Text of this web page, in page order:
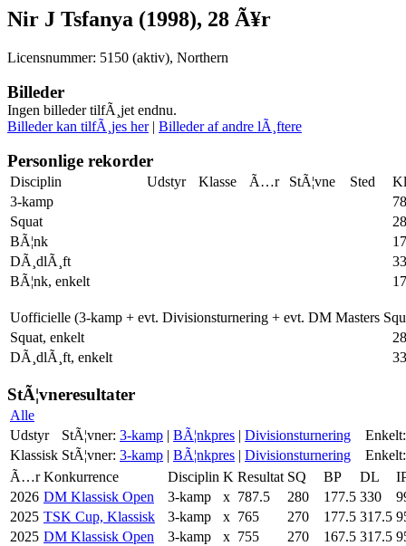
Nir J Tsfanya (1998), 28 Ã¥r
Licensnummer: 5150 (aktiv), Northern
Billeder
Ingen billeder tilfÃ¸jet endnu.
Billeder kan tilfÃ¸jes her| Billeder af andre lÃ¸ftere
Personlige rekorder
Disciplin Udstyr Klasse Ã…r StÃ¦vne Sted
3-kamp
Squat
BÃ¦nk
DÃ¸dlÃ¸ft
BÃ¦nk, enkelt
Uofficielle (3-kamp + evt. Divisionsturnering + evt. DM Masters
Squat, enkelt
DÃ¸dlÃ¸ft, enkelt
StÃ¦vneresultater
Alle
Udstyr
StÃ¦vner: 3-kamp | BÃ¦nkpres | Divisionsturnering
Enkelt:
Klassisk StÃ¦vner: 3-kamp | BÃ¦nkpres | Divisionsturnering
Enkelt:
Ã…r Konkurrence Disciplin K Resultat SQ BP DL
2026 DM Klassisk Open 3-kamp x 787.5 280 177.5 330
2025 TSK Cup, Klassisk 3-kamp x 765 270 177.5 317.5
2025 DM Klassisk Open 3-kamp x 755 270 167.5 317.5